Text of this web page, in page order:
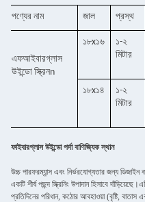
পণ্যের নাম জাল প্রস্থ
এফআইবারগ্লাস
উইন্ডো স্ক্রিনn
১৮x১৬
১-২
মিটার
১৮x১৪
১-২
মিটার
ফাইবারগ্লাস উইন্ডো পর্দা বাণিজ্যিক স্থান
উচ্চ পারফরম্যান্স এবং নির্ভরযোগ্যতার জন্য ডিজাইন
একটি শীর্ষ পছন্দ স্ক্রিনিং উপাদান হিসাবে
প্রতিদিনের পরিধান, কঠোর আবহাওয়া (বৃষ্টি,